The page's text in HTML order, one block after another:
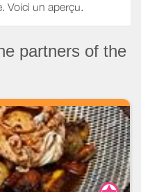
Voici un aperçu.
partners of the